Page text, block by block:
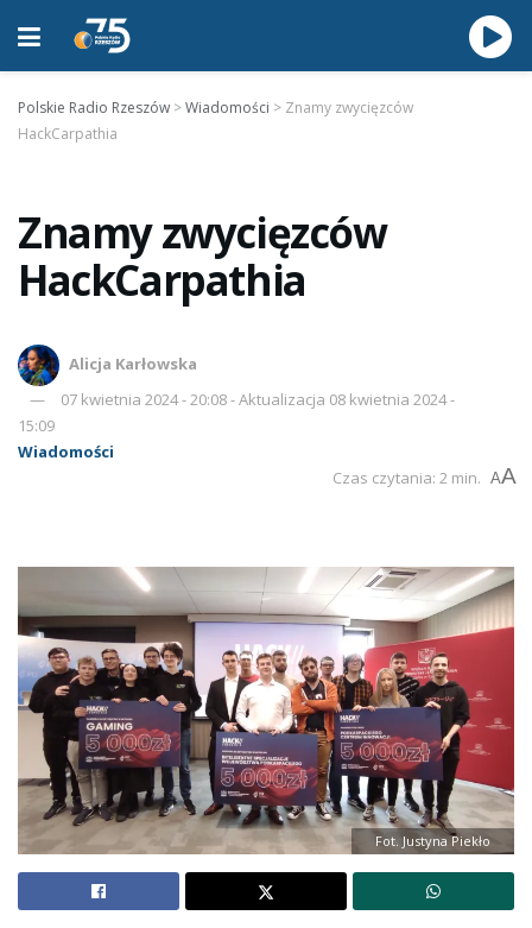
Polskie Radio Rzeszów >Wiadomości > Znamy zwycięzców
HackCarpathia
Znamy zwycięzców
HackCarpathia
Alicja Karłowska
07 kwietnia 2024 - 20:08 - Aktualizacja 08 kwietnia 2024 -
15:09
Wiadomości
Czas czytania: 2 min. AA
Fot. Justyna Piekło